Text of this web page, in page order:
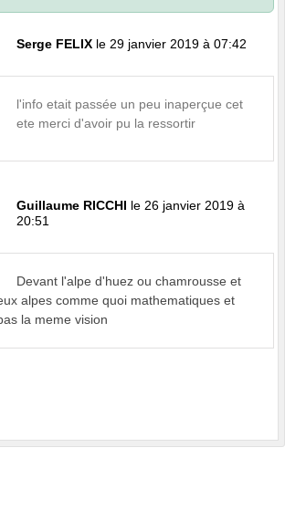
Serge FELIX le 29 janvier 2019 à 07:42
l'info etait passée un peu inaperçue cet
ete merci d'avoir pu la ressortir
Guillaume RICCHI le 26 janvier 2019 à
20:51
Devant l'alpe d'huez ou chamrousse et
alpes comme quoi mathematiques et
la meme vision